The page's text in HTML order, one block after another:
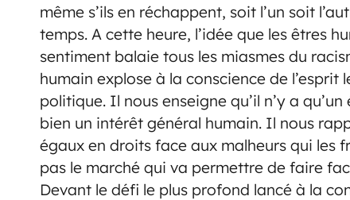
même s’ils en réchappent, soit l’un soit
temps. A cette heure, l’idée que les êtres
sentiment balaie tous les miasmes du
humain explose à la conscience de l’esprit
politique. Il nous enseigne qu’il n’y a
bien un intérêt général humain. Il nous
égaux en droits face aux malheurs qui les
pas le marché qui va permettre de faire
Devant le défi le plus profond lancé à la